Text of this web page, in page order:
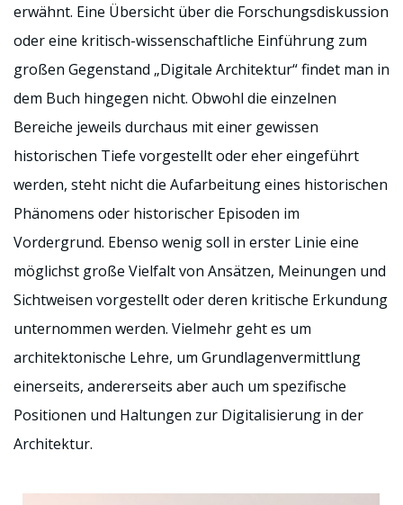
erwähnt. Eine Übersicht über die Forschungsdiskussion
oder eine kritisch-wissenschaftliche Einführung zum
großen Gegenstand „Digitale Architektur“ findet man in
dem Buch hingegen nicht. Obwohl die einzelnen
Bereiche jeweils durchaus mit einer gewissen
historischen Tiefe vorgestellt oder eher eingeführt
werden, steht nicht die Aufarbeitung eines historischen
Phänomens oder historischer Episoden im
Vordergrund. Ebenso wenig soll in erster Linie eine
möglichst große Vielfalt von Ansätzen, Meinungen und
Sichtweisen vorgestellt oder deren kritische Erkundung
unternommen werden. Vielmehr geht es um
architektonische Lehre, um Grundlagenvermittlung
einerseits, andererseits aber auch um spezifische
Positionen und Haltungen zur Digitalisierung in der
Architektur.